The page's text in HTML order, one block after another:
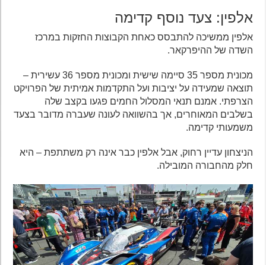
אלפין: צעד נוסף קדימה
אלפין ממשיכה להתבסס כאחת הקבוצות החזקות במרכז
השדה של ההיפרקאר.
מכונית מספר 35 סיימה שישית ומכונית מספר 36 עשירית –
תוצאה שמעידה על יציבות ועל התקדמות אמיתית של הפרויקט
הצרפתי. אמנם תנאי המסלול החמים פגעו בקצב שלה
בשלבים המאוחרים, אך בהשוואה לעונה שעברה מדובר בצעד
משמעותי קדימה.
הניצחון עדיין רחוק, אבל אלפין כבר אינה רק משתתפת – היא
חלק מהחבורה המובילה.